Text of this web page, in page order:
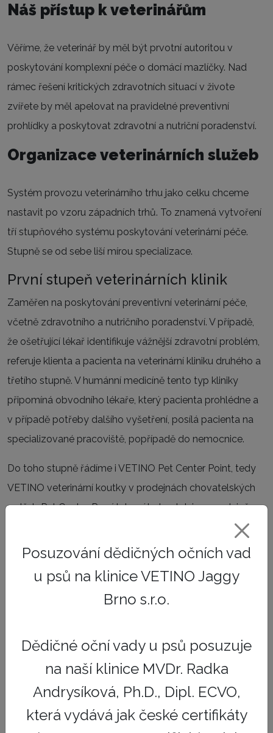
Náš přístup k veterinářům
Věříme, že veterinář by měl být prvotní autoritou v
poskytování komplexní péče o domácí mazlíčky. Nad
rámec řešení kritických zdravotních situací v živote
zvířete by měl apelovat na pravidelné preventivní
prohlídky a poskytovat zdravotní a nutriční poradenství.
Organizace veterinárních služeb
Systém provozu veterinárního trhu jako celku chceme
nastavit po vzoru západních trhů. To znamená vytvoření
tří stupňového systému poskytování veterinární péče.
Stupně se od sebe liší mírou specializace.
První stupeň veterinárních klinik
Zaměřen na poskytování preventivní veterinární péče,
včetně zdravotního a nutričního poradenství. V případě,
že ošetřující lékař identifikuje vážnější zdravotní problém,
referuje klienta a pacienta na veterinární kliniku druhého a
třetího stupně. V humánní medicíně tento typ kliniky
připomíná obvodního lékaře, který pacienta prohlédne a
v případě potřeby dalšího vyšetření, posílá pacienta na
specializované pracoviště, popřípadě do nemocnice.
Do toho stupně řádíme i VETINO Pet Center Point, tedy
VETINO veterinární koutky v prodejnách chovatelských
potřeb Pet Center. První takovýto koutek je v prodejně
Druhý stupeň veterinárních klinik
Daný stupeň pokrývá nejen preventivní, ale i
specializované úkony. Realizace specializovaných úkonů
veterinární kliniky zákazníkem.
Třetí stupeň veterinární klinik
Zahrnuje vysoce specializovaná pracoviště, která mají
nejvyšší míru oborových znalostí, infrastrukturního
Posuzování dědičných očních vad
u psů na klinice VETINO Jaggy
Brno s.r.o.
Dědičné oční vady u psů posuzuje
na naší klinice MVDr. Radka
Andrysíková, Ph.D., Dipl. ECVO,
která vydává jak české certifikáty